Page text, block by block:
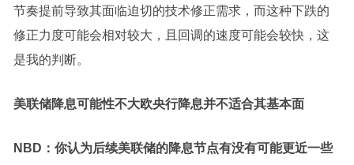
节奏提前导致其面临迫切的技术修正需求，而这种下跌的
修正力度可能会相对较大，且回调的速度可能会较快， 这
是我的判断。
美联储降息可能性不大欧央行降息并不适合其基本面
NBD： 你认为后续美联储的降息节点有没有可能更近一些